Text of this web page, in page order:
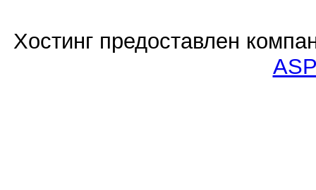
Хостинг предоставлен